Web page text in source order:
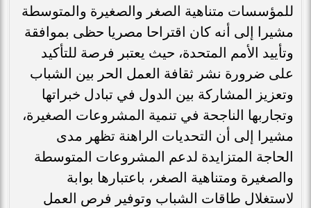
للمؤسسات متناهية الصغر والصغيرة والمتوسطة
مشيرا إلى أنه كان اقتراحا مصريا حظى بموافقة
وتأييد الأمم المتحدة، حيث يعتبر فرصة للتأكيد
على ضرورة نشر ثقافة العمل الحر بين الشباب
وتعزيز المشاركة بين الدول في تبادل خبراتها
وتجاربها الناجحة في تنمية المشروعات الصغيرة،
مشيرا إلى أن التحديات الراهنة تظهر مدى
الحاجة المتزايدة لدعم المشروعات المتوسطة
والصغيرة ومتناهية الصغر، باعتبارها بوابة
لاستغلال طاقات الشباب وتوفير فرص العمل